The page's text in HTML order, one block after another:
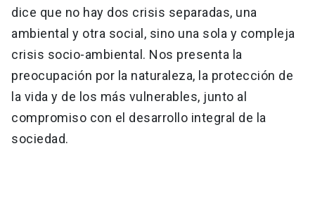
dice que no hay dos crisis separadas, una
ambiental y otra social, sino una sola y compleja
crisis socio-ambiental. Nos presenta la
preocupación por la naturaleza, la protección de
la vida y de los más vulnerables, junto al
compromiso con el desarrollo integral de la
sociedad.